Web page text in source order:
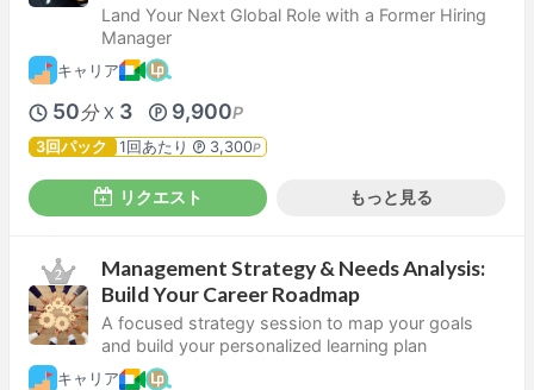
Land Your Next Global Role with a Former Hiring
Manager
キャリア
50分 X 3 9,900P
3回パック 1回あたり 3,300P
リクエスト もっと見る
Management Strategy & Needs Analysis:
Build Your Career Roadmap
A focused strategy session to map your goals
and build your personalized learning plan
キャリア